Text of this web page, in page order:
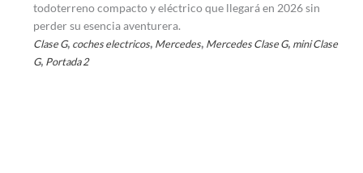
todoterreno compacto y eléctrico que llegará en 2026 sin
perder su esencia aventurera.
Clase G, coches electricos, Mercedes, Mercedes Clase G, mini Clase
G, Portada 2